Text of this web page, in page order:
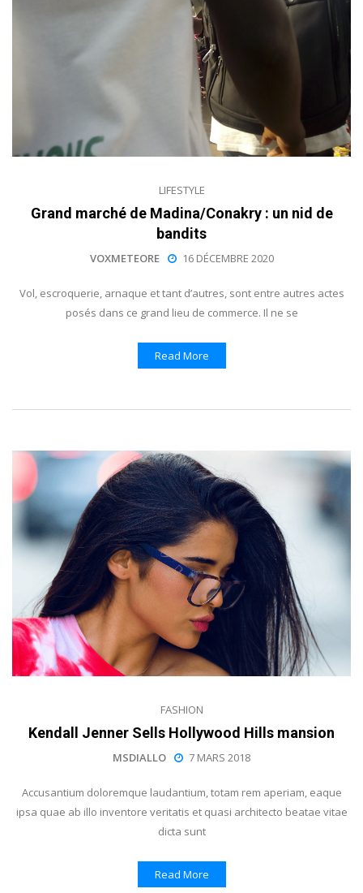
LIFESTYLE
Grand marché de Madina/Conakry : un nid de
bandits
VOXMETEORE 16 DÉCEMBRE 2020
Vol, escroquerie, arnaque et tant d’autres, sont entre autres actes
posés dans ce grand lieu de commerce. Il ne se
Read More
FASHION
Kendall Jenner Sells Hollywood Hills mansion
MSDIALLO 7 MARS 2018
Accusantium doloremque laudantium, totam rem aperiam, eaque
ipsa quae ab illo inventore veritatis et quasi architecto beatae vitae
dicta sunt
Read More